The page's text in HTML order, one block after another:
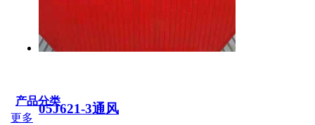
05J621-3通风
产品分类
更多